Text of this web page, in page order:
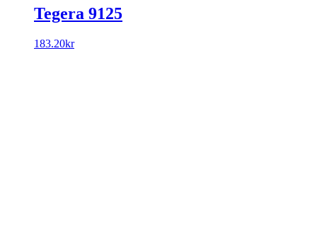
Tegera 9125
183.20kr